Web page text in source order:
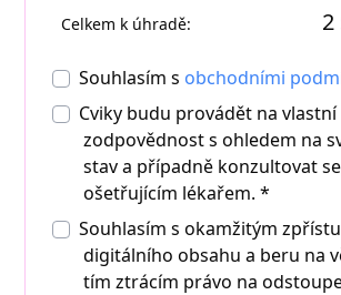
Celkem k úhradě: 2
Souhlasím s obchodními
Cviky budu provádět na vlastní
zodpovědnost s ohledem na
stav a případně konzultovat
ošetřujícím lékařem. *
Souhlasím s okamžitým
digitálního obsahu a beru na
tím ztrácím právo na